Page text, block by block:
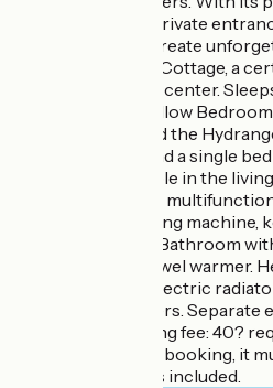
evenings and its private
perfect place to create
La Rose Trémère Cottage, a
Joinville’s historic center.
bedrooms: the Yellow
(160×200 cm), and the
queen-size bed and a single
guest beds available in the
kitchen: stovetop,
dishwasher, washing machine,
small appliances. Bathroom
sink, toilet, and towel warmer.
pellet stove and electric
terrace with flowers. Separate
Porcelets. Cleaning fee: 40?
paid at the time of booking, it
Sheets and towels included.